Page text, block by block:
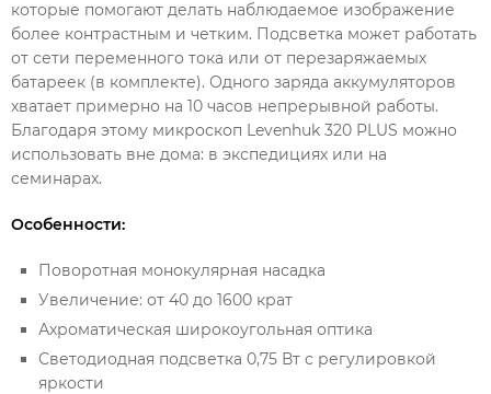
которые помогают делать наблюдаемое изображение
более контрастным и четким. Подсветка может работать
от сети переменного тока или от перезаряжаемых
батареек (в комплекте). Одного заряда аккумуляторов
хватает примерно на 10 часов непрерывной работы.
Благодаря этому микроскоп Levenhuk 320 PLUS можно
использовать вне дома: в экспедициях или на
семинарах.
Особенности:
Поворотная монокулярная насадка
Увеличение: от 40 до 1600 крат
Ахроматическая широкоугольная оптика
Светодиодная подсветка 0,75 Вт с регулировкой
яркости